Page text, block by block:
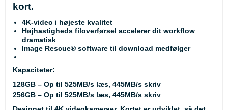
kort.
4K-video i højeste kvalitet
Højhastigheds filoverførsel accelerer dit workflow
dramatisk
Image Rescue® software til download medfølger
Kapaciteter:
128GB – Op til 525MB/s læs, 445MB/s skriv
256GB – Op til 525MB/s læs, 445MB/s skriv